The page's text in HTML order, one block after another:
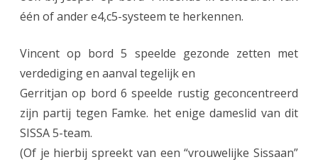
e
g
één of ander e4,c5-systeem te herkennen.
Vincent op bord 5 speelde gezonde zetten met
verdediging en aanval tegelijk en
Gerritjan op bord 6 speelde rustig geconcentreerd
zijn partij tegen Famke. het enige dameslid van dit
SISSA 5-team.
(Of je hierbij spreekt van een “vrouwelijke Sissaan”